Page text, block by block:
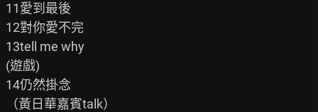
11愛到最後
12對你愛不完
13tell me why
(遊戲)
14仍然掛念
（黃日華嘉賓talk）